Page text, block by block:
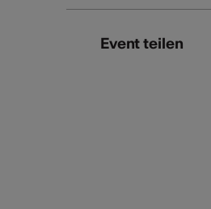
Event teilen